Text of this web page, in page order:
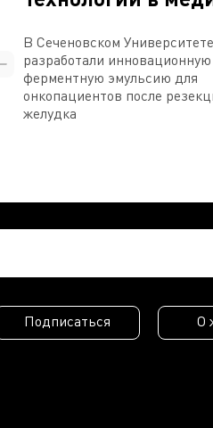
В Сеченовском Университете
разработали инновационную
ферментную эмульсию для
онкопациентов после
желудка
Подписаться О